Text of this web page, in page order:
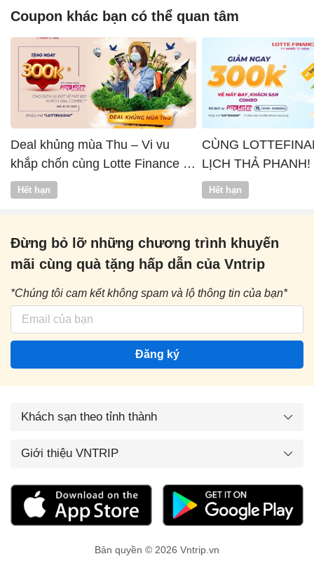
Coupon khác bạn có thể quan tâm
Deal khủng mùa Thu – Vi vu
khắp chốn cùng Lotte Finance x
Vntrip
Hết hạn
CÙNG
LỊCH THẢ PHANH!
Hết hạn
Đừng bỏ lỡ những chương trình khuyến
mãi cùng quà tặng hấp dẫn của Vntrip
*Chúng tôi cam kết không spam và lộ thông tin của bạn*
Đăng ký
Khách sạn theo tỉnh thành
Giới thiệu VNTRIP
Bản quyền © 2026 Vntrip.vn